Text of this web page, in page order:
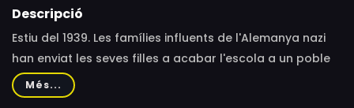
Celyn Jones, Tijan Marei, Andrew Byron, Rupert Holliday-
Joe Bone, Richard Elfyn, Finty Williams, Nicola Kelleher,
Tamika Thomas, Suzy Eddie Izzard
Descripció
Estiu del 1939. Les famílies influents de l'Alemanya nazi
han enviat les seves filles a acabar l'escola a un poble
costaner d'Anglaterra perquè aprenguin l'idioma i siguin
ambaixadores del nacionalsocialisme en el futur. Un
Més...